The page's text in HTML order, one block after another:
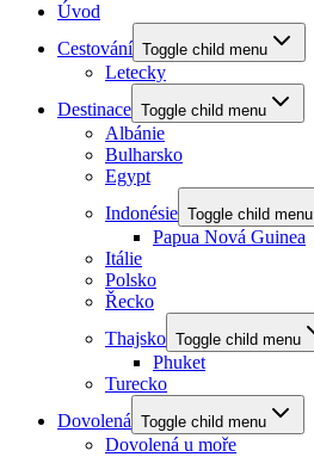
Úvod
Cestování Toggle child menu
Letecky
Destinace Toggle child menu
Albánie
Bulharsko
Egypt
Indonésie Toggle child menu
Papua Nová Guinea
Itálie
Polsko
Řecko
Thajsko Toggle child menu
Phuket
Turecko
Dovolená Toggle child menu
Dovolená u moře